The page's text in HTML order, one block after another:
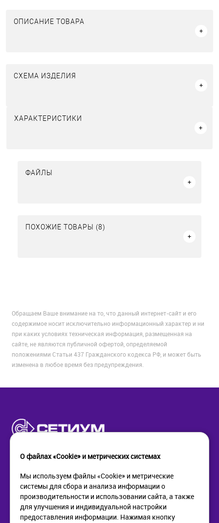
ОПИСАНИЕ ТОВАРА
СХЕМА ИЗДЕЛИЯ
ХАРАКТЕРИСТИКИ
ФАЙЛЫ
ПОХОЖИЕ ТОВАРЫ (8)
Обращаем Ваше внимание на то, что данный интернет-сайт и его
содержимое носит исключительно информационный характер и ни
при каких условиях техническая информация, размещенная на
сайте, не являются публичной офертой, определяемой
положениями Статьи 437 Гражданского кодекса РФ, и может быть
изменена в любое время без предупреждения.
КОМПАНИЯ
О компании
Новости
ПОМОЩЬ
Как купить
Доставка
О файлах «Cookie» и метрических системах
Мы используем файлы «Cookie» и метрические
системы для сбора и анализа информации о
производительности и использовании сайта, а также
для улучшения и индивидуальной настройки
предоставления информации. Нажимая кнопку